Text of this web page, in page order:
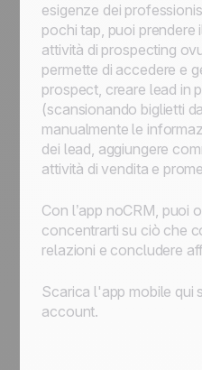
esigenze dei
pochi tap, puoi
attività di prospecting
permette di accedere e
prospect, creare lead in
(scansionando biglietti
manualmente le
dei lead, aggiungere
attività di vendita e
Con l’app noCRM, puoi
concentrarti su ciò che
relazioni e concludere
Scarica l'app mobile qui
account.